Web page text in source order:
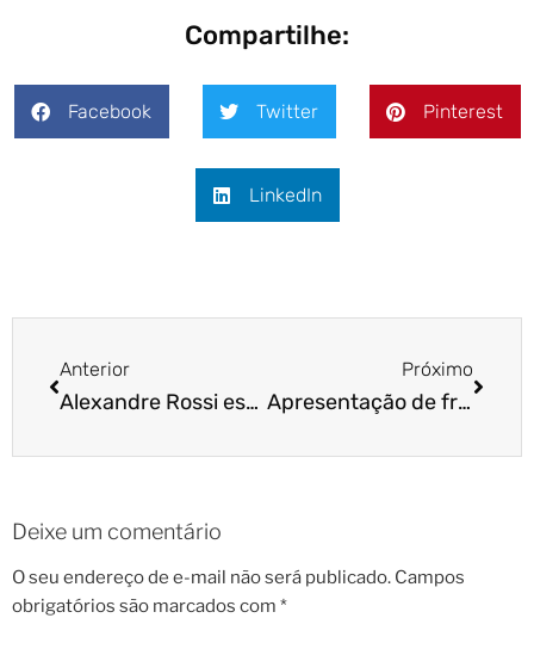
Compartilhe:
Facebook Twitter Pinterest
LinkedIn
Anterior
Alexandre Rossi estreia coluna na revista Meu Pet
Próximo
Apresentação de franquia Cão Cidadão em São Paulo
Deixe um comentário
O seu endereço de e-mail não será publicado. Campos
obrigatórios são marcados com *